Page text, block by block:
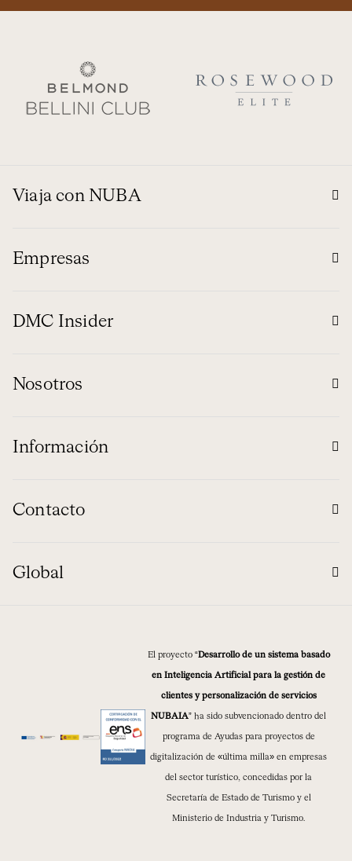
Viaja con NUBA
Empresas
DMC Insider
Nosotros
Información
Contacto
Global
El proyecto “Desarrollo de un sistema basado
en Inteligencia Artificial para la gestión de
clientes y personalización de servicios
NUBAIA” ha sido subvencionado dentro del
programa de Ayudas para proyectos de
digitalización de «última milla» en empresas
del sector turístico, concedidas por la
Secretaría de Estado de Turismo y el
Ministerio de Industria y Turismo.